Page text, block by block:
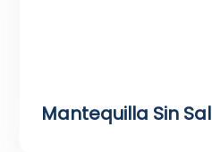
Mantequilla Sin Sal